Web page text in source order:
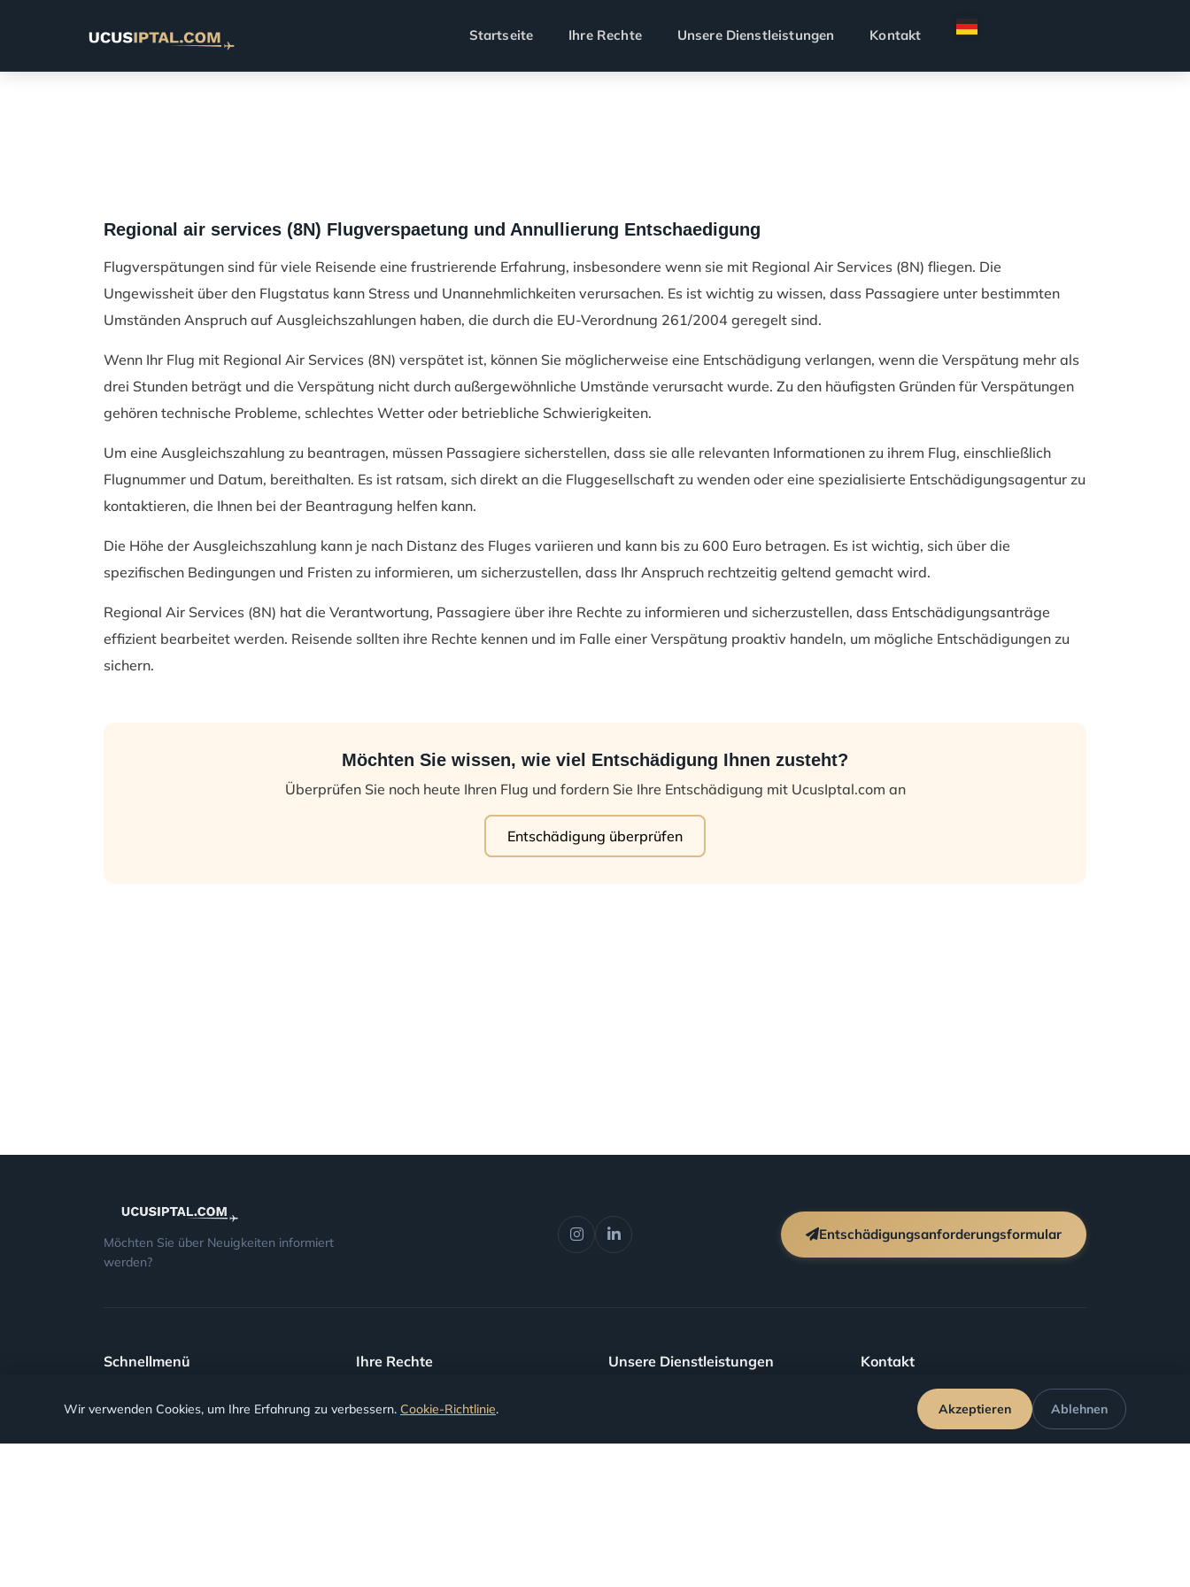
Startseite Ihre Rechte Unsere Dienstleistungen Kontakt
Regional air services (8N) Flugverspaetung und Annullierung Entschaedigung
Flugverspätungen sind für viele Reisende eine frustrierende Erfahrung, insbesondere wenn sie mit Regional Air Services (8N) fliegen. Die
Ungewissheit über den Flugstatus kann Stress und Unannehmlichkeiten verursachen. Es ist wichtig zu wissen, dass Passagiere unter bestimmten
Umständen Anspruch auf Ausgleichszahlungen haben, die durch die EU-Verordnung 261/2004 geregelt sind.
Wenn Ihr Flug mit Regional Air Services (8N) verspätet ist, können Sie möglicherweise eine Entschädigung verlangen, wenn die Verspätung mehr als
drei Stunden beträgt und die Verspätung nicht durch außergewöhnliche Umstände verursacht wurde. Zu den häufigsten Gründen für Verspätungen
gehören technische Probleme, schlechtes Wetter oder betriebliche Schwierigkeiten.
Um eine Ausgleichszahlung zu beantragen, müssen Passagiere sicherstellen, dass sie alle relevanten Informationen zu ihrem Flug, einschließlich
Flugnummer und Datum, bereithalten. Es ist ratsam, sich direkt an die Fluggesellschaft zu wenden oder eine spezialisierte Entschädigungsagentur zu
kontaktieren, die Ihnen bei der Beantragung helfen kann.
Die Höhe der Ausgleichszahlung kann je nach Distanz des Fluges variieren und kann bis zu 600 Euro betragen. Es ist wichtig, sich über die
spezifischen Bedingungen und Fristen zu informieren, um sicherzustellen, dass Ihr Anspruch rechtzeitig geltend gemacht wird.
Regional Air Services (8N) hat die Verantwortung, Passagiere über ihre Rechte zu informieren und sicherzustellen, dass Entschädigungsanträge
effizient bearbeitet werden. Reisende sollten ihre Rechte kennen und im Falle einer Verspätung proaktiv handeln, um mögliche Entschädigungen zu
sichern.
Möchten Sie wissen, wie viel Entschädigung Ihnen zusteht?
Überprüfen Sie noch heute Ihren Flug und fordern Sie Ihre Entschädigung mit UcusIptal.com an
Entschädigung überprüfen
Möchten Sie über Neuigkeiten informiert
werden?
Entschädigungsanforderungsformular
Schnellmenü
Häufig gestellte Fragen
Blog
Ihre Rechte
Stornierte Flüge
Verspätete Flüge
Unsere Dienstleistungen
Flugentschädigung
Kontakt
info@ucusiptal.com
Wir verwenden Cookies, um Ihre Erfahrung zu verbessern. Cookie-Richtlinie. Akzeptieren Ablehnen